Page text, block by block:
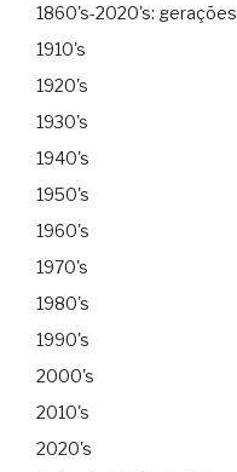
1860's-2020's: gerações
1910's
1920's
1930's
1940's
1950's
1960's
1970's
1980's
1990's
2000's
2010's
2020's